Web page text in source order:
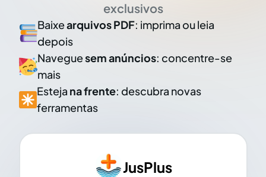
exclusivos
Baixearquivos PDF: imprima ou leia
depois
Naveguesem anúncios: concentre-se
mais
Esteja na frente: descubra novas
ferramentas
JusPlus